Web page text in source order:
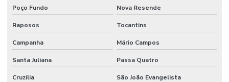
Serviço De Limpeza De Escritórios
Serviço De Limpeza Regular E Programada
Serviço De Manutenção Predial Completo
Poço Fundo Nova Resende
Raposos Tocantins
Campanha Mário Campos
Santa Juliana Passa Quatro
Cruzília São João Evangelista